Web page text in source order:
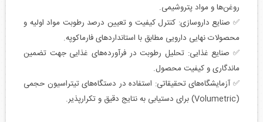
روغن‌ها و مواد پتروشیمی.
✅ صنایع داروسازی: کنترل کیفیت و تعیین درصد رطوبت مواد اولیه و
محصولات نهایی دارویی مطابق با استانداردهای فارماکوپه.
✅ صنایع غذایی: تحلیل رطوبت در فرآورده‌های غذایی جهت تضمین
ماندگاری و کیفیت محصول.
✅ آزمایشگاه‌های تحقیقاتی: استفاده در دستگاه‌های تیتراسیون حجمی
(Volumetric) برای دستیابی به نتایج دقیق و تکرارپذیر.